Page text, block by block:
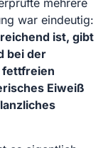
mehrere
war eindeutig:
ist, gibt
bei der
fettfreien
Eiweiß